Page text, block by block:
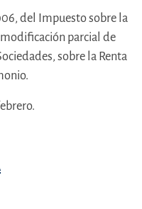
del Impuesto sobre la
modificación parcial de
sobre la Renta